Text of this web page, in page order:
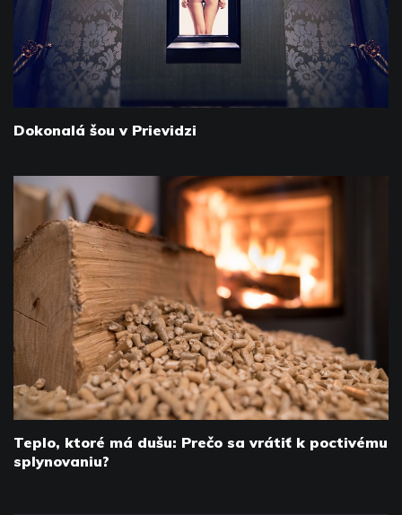
Dokonalá šou v Prievidzi
Teplo, ktoré má dušu: Prečo sa vrátiť k poctivému
splynovaniu?